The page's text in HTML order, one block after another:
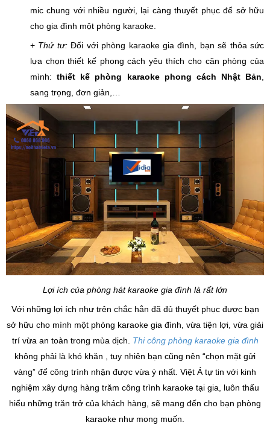
mic chung với nhiều người, lại càng thuyết phục để sở hữu
cho gia đình một phòng karaoke.
+ Thứ tư:Đối với phòng karaoke gia đình, bạn sẽ thỏa sức
lựa chọn thiết kế phong cách yêu thích cho căn phòng của
mình:thiết kế phòng karaoke phong cách Nhật Bản
sang trọng, đơn giản,…
Lợi ích của phòng hát karaoke gia đình là rất lớn
Với những lợi ích như trên chắc hẳn đã đủ thuyết phục được bạn
sở hữu cho mình một phòng karaoke gia đình, vừa tiện lợi, vừa giải
trí vừa an toàn trong mùa dịch. Thi công phòng karaoke gia đình
không phải là khó khăn , tuy nhiên bạn cũng nên “chọn mặt gửi
vàng” để công trình nhận được vừa ý nhất. Việt Á tự tin với kinh
nghiệm xây dựng hàng trăm công trình karaoke tại gia, luôn thấu
hiểu những trăn trở của khách hàng, sẽ mang đến cho bạn phòng
karaoke như mong muốn.